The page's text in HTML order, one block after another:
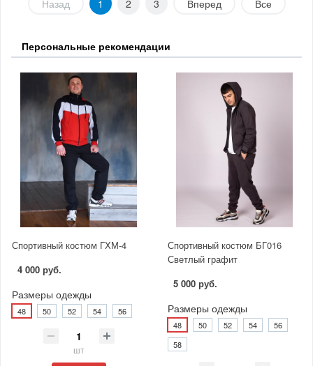
Назад 1 2 3 Вперед Все
Персональные рекомендации
Спортивный костюм ГХМ-4
4 000 руб.
Размеры одежды
48 50 52 54 56
шт
Спортивный костюм БГ016
Светлый графит
5 000 руб.
Размеры одежды
48 50 52 54
56
58